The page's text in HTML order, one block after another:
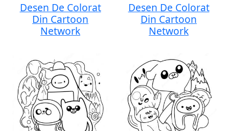
Desen De Colorat
Din Cartoon
Network
Desen De Colorat
Din Cartoon
Network